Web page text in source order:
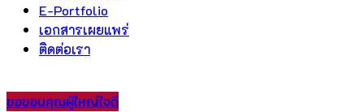
E-Portfolio
เอกสารเผยแพร่
ติดต่อเรา
ขอขอบคุณผู้ใหญ่ใจดี